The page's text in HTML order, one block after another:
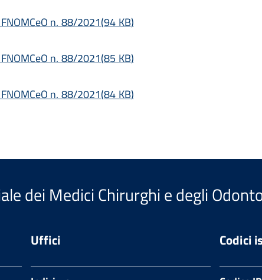
n. 88/2021(94 KB)
n. 88/2021(85 KB)
n. 88/2021(84 KB)
dei Medici Chirurghi e degli
Uffici Codici